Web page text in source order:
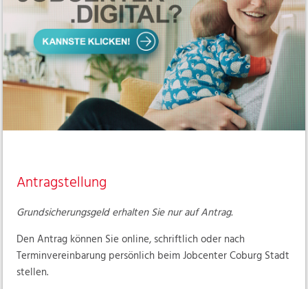
Leistungen der Unterkunft und
Heizung
Einkommen und Vermögen
Bildungs- und Teilhabepaket
Arbeitsvermittlung
Aufgaben der Arbeitsvermittlung
Fördermöglichkeiten
Fallmanagement
Chancengleichheit
Antragstellung
Grundsicherungsgeld erhalten Sie nur auf Antrag.
Den Antrag können Sie online, schriftlich oder nach
Terminvereinbarung persönlich beim Jobcenter Coburg Stadt
stellen.